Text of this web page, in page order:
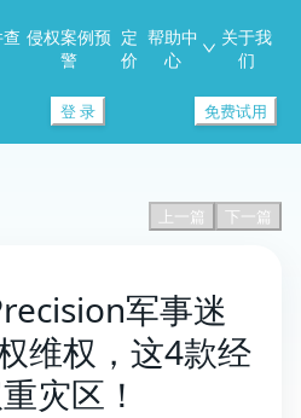
侵权案例预
警
定
价
帮助中
心
关于我
们
登 录 免费试用
上一篇
下一篇
军事迷
维权，这4款经
灾区！